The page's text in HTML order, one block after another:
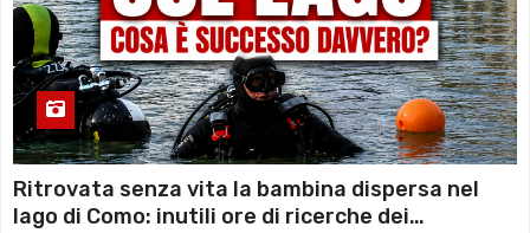
Ritrovata senza vita la bambina dispersa nel
lago di Como: inutili ore di ricerche dei